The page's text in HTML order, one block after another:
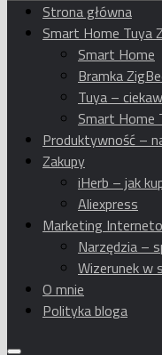
Strona główna
Smart Home Tuya
Smart Home
Bramka
Tuya –
Smart Home
Produktywność –
Zakupy
iHerb – jak
Aliexpress
Marketing
Narzędzia –
Wizerunek w
O mnie
Polityka bloga